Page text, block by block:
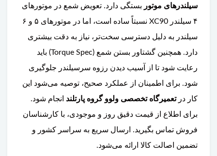
سیلندرهای موتور
بستگی دارد. تعویض شمع در موتورهای
۴ سیلندر XC90 نسبتاً ساده است، اما در موتورهای ۵ و ۶
سیلندر به دلیل دسترسی سخت‌تر، نیاز به دقت بیشتری
دارد. همچنین گشتاور بستن شمع (Torque Spec) باید
رعایت شود تا از آسیب دیدن رزوه سرسیلندر جلوگیری
شود. برای اطمینان از عملکرد صحیح، توصیه می‌شود این
کار درتعمیرگاه تخصصی ولوو گروه پارتلند انجام شود.
برای اطلاع از قیمت دقیق روز و موجودی، با کارشناسان
فروش تماس بگیرید. ارسال سریع به سراسر کشور و
تضمین اصالت کالا ارائه می‌شود.